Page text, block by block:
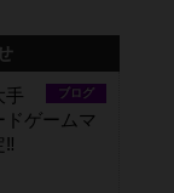
ブログ
手
ドゲームマ
‼️